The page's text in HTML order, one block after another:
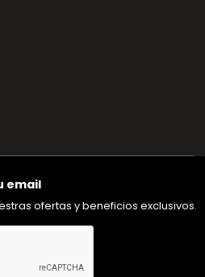
email
ofertas y beneficios exclusivos.